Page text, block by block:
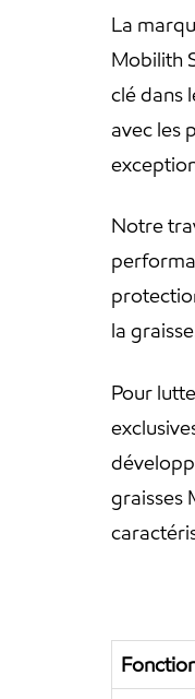
La
Mobilith
clé dans
avec les
Notre
la
Pour
graisses